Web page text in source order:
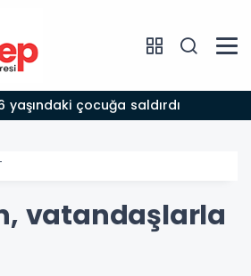
yaşındaki çocuğa saldırdı
vatandaşlarla